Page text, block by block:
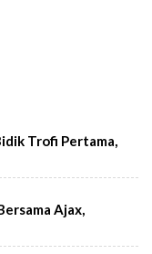
Trofi Pertama,
Ajax,